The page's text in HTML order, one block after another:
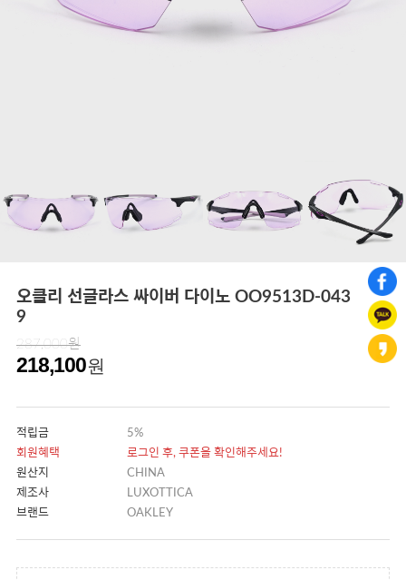
오클리 선글라스 싸이버 다이노 OO9513D-043
9
287,000원
218,100원
적립금
5%
회원혜택
로그인 후, 쿠폰을 확인해주세요!
원산지
CHINA
제조사
LUXOTTICA
브랜드
OAKLEY